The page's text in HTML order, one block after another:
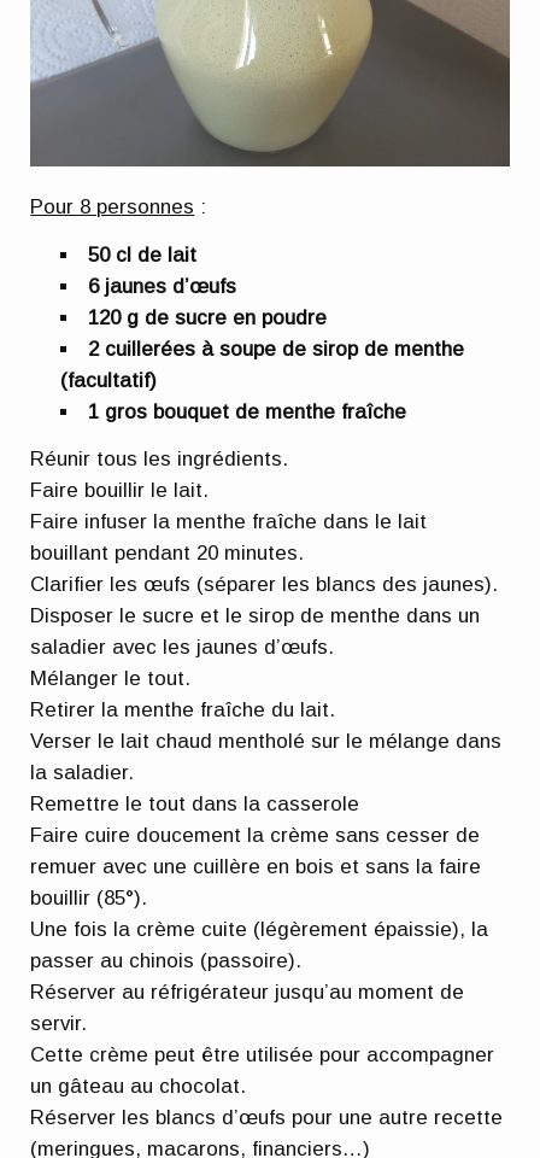
Pour 8 personnes :
50 cl de lait
6 jaunes d’œufs
120 g de sucre en poudre
2 cuillerées à soupe de sirop de menthe
(facultatif)
1 gros bouquet de menthe fraîche
Réunir tous les ingrédients.
Faire bouillir le lait.
Faire infuser la menthe fraîche dans le lait
bouillant pendant 20 minutes.
Clarifier les œufs (séparer les blancs des jaunes).
Disposer le sucre et le sirop de menthe dans un
saladier avec les jaunes d’œufs.
Mélanger le tout.
Retirer la menthe fraîche du lait.
Verser le lait chaud mentholé sur le mélange dans
la saladier.
Remettre le tout dans la casserole
Faire cuire doucement la crème sans cesser de
remuer avec une cuillère en bois et sans la faire
bouillir (85°).
Une fois la crème cuite (légèrement épaissie), la
passer au chinois (passoire).
Réserver au réfrigérateur jusqu’au moment de
servir.
Cette crème peut être utilisée pour accompagner
un gâteau au chocolat.
Réserver les blancs d’œufs pour une autre recette
(meringues, macarons, financiers…)